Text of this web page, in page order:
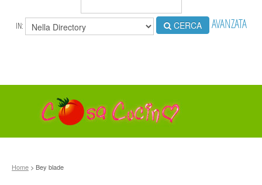
IN: CERCA AVANZATA
Home > Bey blade